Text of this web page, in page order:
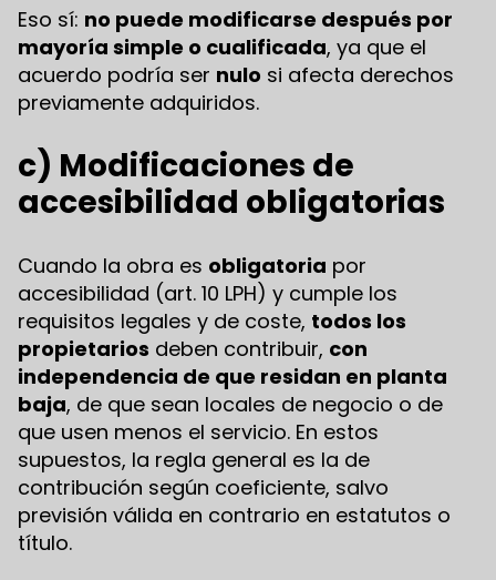
Eso sí: no puede modificarse después por
mayoría simple o cualificada, ya que el
acuerdo podría ser nulo si afecta derechos
previamente adquiridos.
c) Modificaciones de
accesibilidad obligatorias
Cuando la obra es obligatoria por
accesibilidad (art. 10 LPH) y cumple los
requisitos legales y de coste, todos los
propietarios deben contribuir, con
independencia de que residan en planta
baja, de que sean locales de negocio o de
que usen menos el servicio. En estos
supuestos, la regla general es la de
contribución según coeficiente, salvo
previsión válida en contrario en estatutos o
título.